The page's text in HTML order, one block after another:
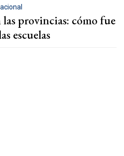
provincias: cómo fue
escuelas